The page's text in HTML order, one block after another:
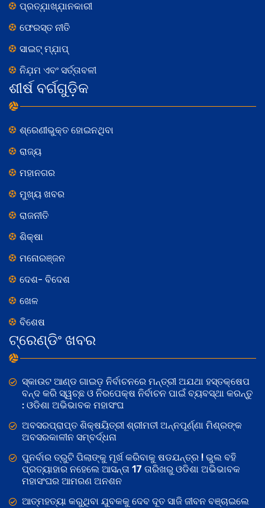
ପ୍ରତ୍ଯ଼ାଖ୍ଯ଼ାନକାରୀ
ଫେରସ୍ତ ନୀତି
ସାଇଟ୍ ମ୍ଯ଼ାପ୍
ନିଯ଼ମ ଏବଂ ସର୍ତ୍ତାବଳୀ
ଶୀର୍ଷ ବର୍ଗଗୁଡ଼ିକ
ଶ୍ରେଣୀଭୁକ୍ତ ହୋଇନଥିବା
ରାଜ୍ୟ
ମହାନଗର
ମୁଖ୍ୟ ଖବର
ରାଜନୀତି
ଶିକ୍ଷା
ମନୋରଞ୍ଜନ
ଦେଶ- ବିଦେଶ
ଖେଳ
ବିଶେଷ
ଟ୍ରେଣ୍ଡିଂ ଖବର
ସ୍କାଉଟ ଆଣ୍ଡ ଗାଇଡ଼ ନିର୍ବାଚନରେ ମନ୍ତ୍ରୀ ଅଯଥା ହସ୍ତକ୍ଷେପ
ବନ୍ଦ କରି ସ୍ୱଚ୍ଛ ଓ ନିରପେକ୍ଷ ନିର୍ବାଚନ ପାଇଁ ବ୍ୟବସ୍ଥା କରନ୍ତୁ
: ଓଡିଶା ଅଭିଭାବକ ମହାସଂଘ
ଅବସରପ୍ରାପ୍ତ ଶିକ୍ଷୟିତ୍ରୀ ଶ୍ରୀମତୀ ଅନ୍ନପୂର୍ଣ୍ଣା ମିଶ୍ରଙ୍କ
ଅବସରକାଳୀନ ସମ୍ବର୍ଦ୍ଧନା
ପୁନର୍ବାର ତ୍ରୁଟି ପିଲାଙ୍କୁ ମୂର୍ଖ କରିବାକୁ ଷଡଯନ୍ତ୍ର ! ଭୁଲ ବହି
ପ୍ରତ୍ୟାହାର ନହେଲେ ଆସନ୍ତା 17 ତାରିଖରୁ ଓଡିଶା ଅଭିଭାବକ
ମହାସଂଘର ଆମରଣ ଅନଶନ
ଆତ୍ମହତ୍ୟା କରୁଥିବା ଯୁବକକୁ ଦେବ ଦୂତ ସାଜି ଜୀବନ ବଞ୍ଚାଇଲେ